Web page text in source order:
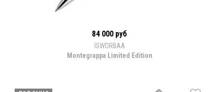
84 000 руб
ISWDRBAA
Montegrappa Limited Edition